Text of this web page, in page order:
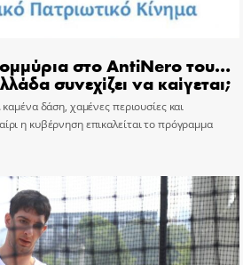
στο AntiNero του…
συνεχίζει να καίγεται;
δάση, χαμένες περιουσίες και
η κυβέρνηση επικαλείται το πρόγραμμα